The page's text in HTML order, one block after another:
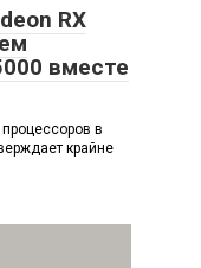
RX
вместе
в
крайне